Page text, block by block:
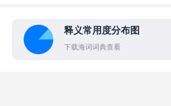
释义常用度分布图
下载海词词典查看